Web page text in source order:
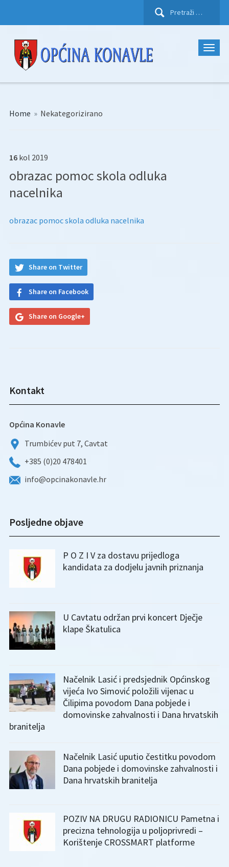
Pretraži:
Home » Nekategorizirano
16 kol 2019
obrazac pomoc skola odluka
nacelnika
obrazac pomoc skola odluka nacelnika
Share on Twitter
Share on Facebook
Share on Google+
Kontakt
Općina Konavle
Trumbićev put 7, Cavtat
+385 (0)20 478401
info@opcinakonavle.hr
Posljedne objave
P O Z I V za dostavu prijedloga
kandidata za dodjelu javnih priznanja
U Cavtatu održan prvi koncert Dječje
klape Škatulica
Načelnik Lasić i predsjednik Općinskog
vijeća Ivo Simović položili vijenac u
Čilipima povodom Dana pobjede i
domovinske zahvalnosti i Dana hrvatskih
branitelja
Načelnik Lasić uputio čestitku povodom
Dana pobjede i domovinske zahvalnosti i
Dana hrvatskih branitelja
POZIV NA DRUGU RADIONICU Pametna i
precizna tehnologija u poljoprivredi –
Korištenje CROSSMART platforme